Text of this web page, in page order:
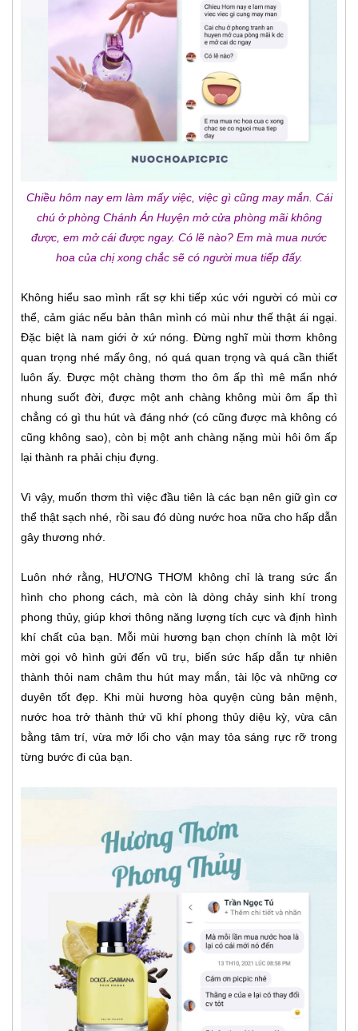
Chiều hôm nay em làm mấy việc, việc gì cũng may mắn. Cái
chú ở phòng Chánh Án Huyện mở cửa phòng mãi không
được, em mở cái được ngay. Có lẽ nào? Em mà mua nước
hoa của chị xong chắc sẽ có người mua tiếp đấy.
Không hiểu sao mình rất sợ khi tiếp xúc với người có mùi cơ
thể, cảm giác nếu bản thân mình có mùi như thế thật ái ngại.
Đặc biệt là nam giới ở xứ nóng. Đừng nghĩ mùi thơm không
quan trọng nhé mấy ông, nó quá quan trọng và quá cần thiết
luôn ấy. Được một chàng thơm tho ôm ấp thì mê mẩn nhớ
nhung suốt đời, được một anh chàng không mùi ôm ấp thì
chẳng có gì thu hút và đáng nhớ (có cũng được mà không có
cũng không sao), còn bị một anh chàng nặng mùi hôi ôm ấp
lại thành ra phải chịu đựng.
Vì vậy, muốn thơm thì việc đầu tiên là các bạn nên giữ gìn cơ
thể thật sạch nhé, rồi sau đó dùng nước hoa nữa cho hấp dẫn
gây thương nhớ.
Luôn nhớ rằng, HƯƠNG THƠM không chỉ là trang sức ẩn
hình cho phong cách, mà còn là dòng chảy sinh khí trong
phong thủy, giúp khơi thông năng lượng tích cực và định hình
khí chất của bạn. Mỗi mùi hương bạn chọn chính là một lời
mời gọi vô hình gửi đến vũ trụ, biến sức hấp dẫn tự nhiên
thành thỏi nam châm thu hút may mắn, tài lộc và những cơ
duyên tốt đẹp. Khi mùi hương hòa quyện cùng bản mệnh,
nước hoa trở thành thứ vũ khí phong thủy diệu kỳ, vừa cân
bằng tâm trí, vừa mở lối cho vận may tỏa sáng rực rỡ trong
từng bước đi của bạn.